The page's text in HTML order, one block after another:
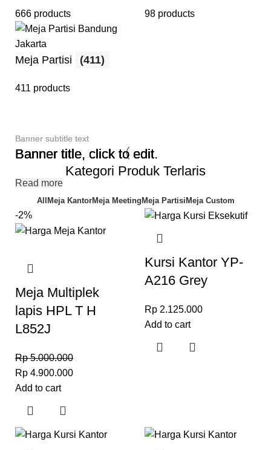
666 products 98 products
Meja Partisi (411)
411 products
Banner subtitle text
Banner title, click to edit.
Read more
Banner subtitle text
Banner title, click to edit.
Read more
Banner subtitle text
Banner title, click to edit.
Read more
Kategori Produk Terlaris
All Meja KantorMeja Meeting Meja Partisi Meja Custom
-2%
Meja Multiplek
lapis HPL T H
L852J
Rp5.000.000
Rp 4.900.000
Add to cart
Kursi Kantor YP-
A216 Grey
Rp 2.125.000
Add to cart